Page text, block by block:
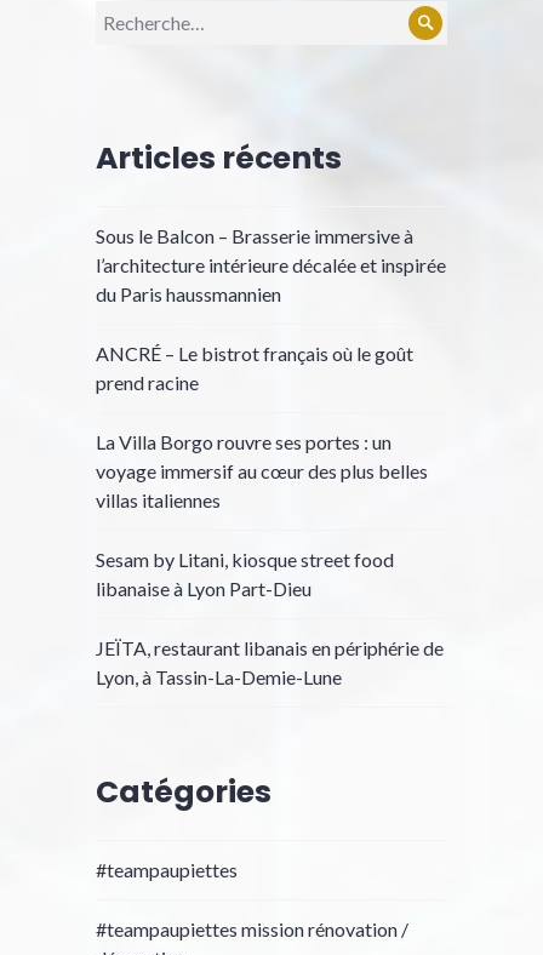
Recherche
Rechercher
Articles récents
Sous le Balcon – Brasserie immersive à
l’architecture intérieure décalée et inspirée
du Paris haussmannien
ANCRÉ – Le bistrot français où le goût
prend racine
La Villa Borgo rouvre ses portes : un
voyage immersif au cœur des plus belles
villas italiennes
Sesam by Litani, kiosque street food
libanaise à Lyon Part-Dieu
JEÏTA, restaurant libanais en périphérie de
Lyon, à Tassin-La-Demie-Lune
Catégories
#teampaupiettes
#teampaupiettes mission rénovation /